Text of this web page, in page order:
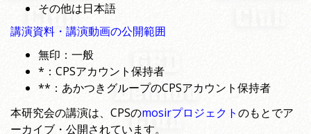
その他は日本語
講演資料・講演動画の公開範囲
無印：一般
*：CPSアカウント保持者
**：あかつきグループのCPSアカウント保持者
本研究会の講演は、CPSのmosirプロジェクトのもとでア
ーカイブ・公開されています。